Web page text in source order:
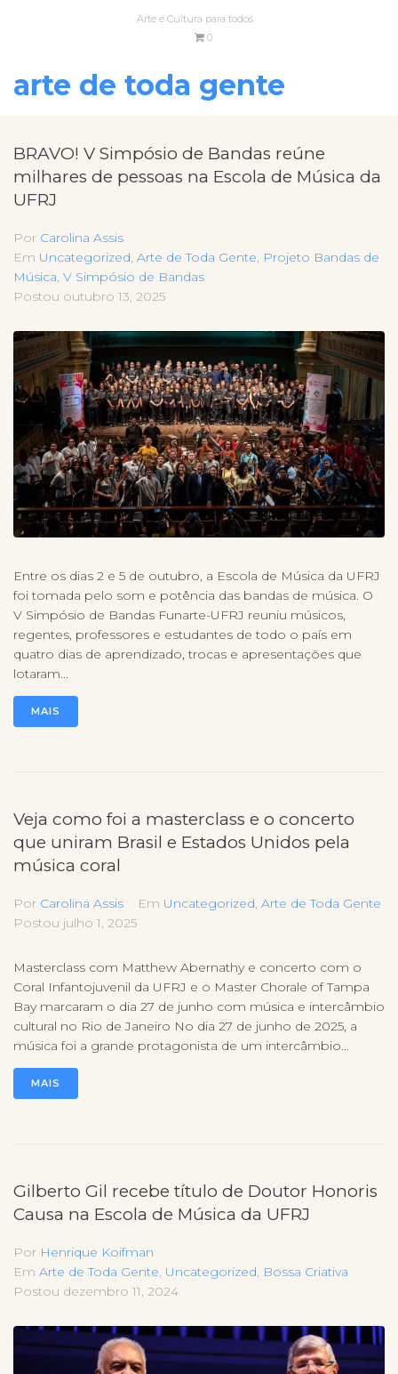
Arte e Cultura para todos
0
arte de toda gente
BRAVO! V Simpósio de Bandas reúne
milhares de pessoas na Escola de Música da
UFRJ
Por Carolina Assis
Em Uncategorized, Arte de Toda Gente, Projeto Bandas de
Música, V Simpósio de Bandas
Postou outubro 13, 2025
Entre os dias 2 e 5 de outubro, a Escola de Música da UFRJ
foi tomada pelo som e potência das bandas de música. O
V Simpósio de Bandas Funarte-UFRJ reuniu músicos,
regentes, professores e estudantes de todo o país em
quatro dias de aprendizado, trocas e apresentações que
lotaram...
MAIS
Veja como foi a masterclass e o concerto
que uniram Brasil e Estados Unidos pela
música coral
Por Carolina Assis Em Uncategorized, Arte de Toda Gente
Postou julho 1, 2025
Masterclass com Matthew Abernathy e concerto com o
Coral Infantojuvenil da UFRJ e o Master Chorale of Tampa
Bay marcaram o dia 27 de junho com música e intercâmbio
cultural no Rio de Janeiro No dia 27 de junho de 2025, a
música foi a grande protagonista de um intercâmbio...
MAIS
Gilberto Gil recebe título de Doutor Honoris
Causa na Escola de Música da UFRJ
Por Henrique Koifman
Em Arte de Toda Gente, Uncategorized, Bossa Criativa
Postou dezembro 11, 2024